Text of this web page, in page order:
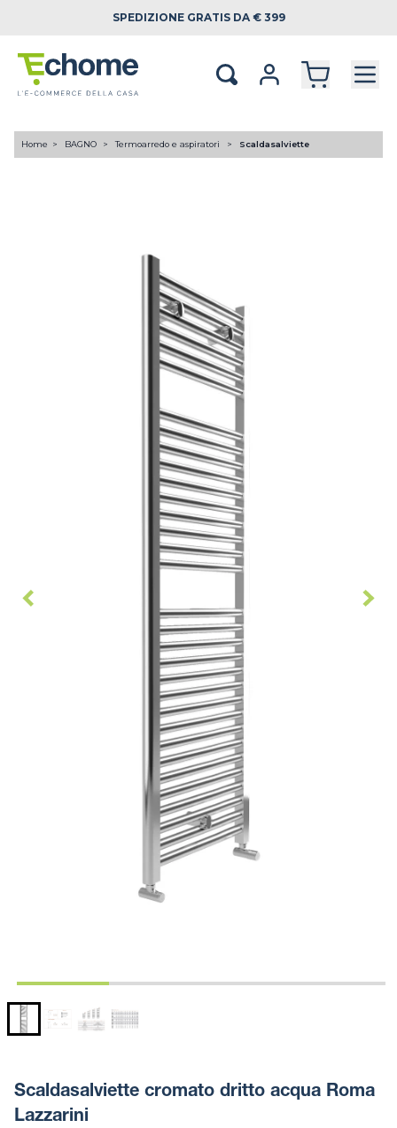
SPEDIZIONE GRATIS DA € 399
Home BAGNO Termoarredo e aspiratori Scaldasalviette
Scaldasalviette cromato dritto acqua Roma
Lazzarini